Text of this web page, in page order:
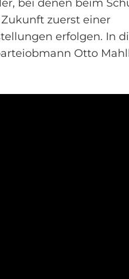
bei denen beim
zuerst einer
erfolgen. In
Otto